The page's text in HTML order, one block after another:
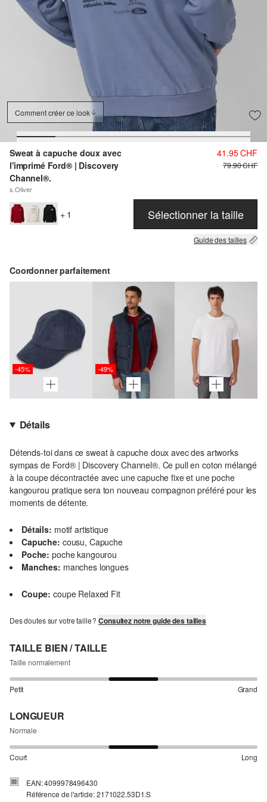
Comment créer ce look
Sweat à capuche doux avec
l'imprimé Ford® | Discovery
Channel®.
s.Oliver
41.95 CHF
79.90 CHF
+ 1 Sélectionner la taille
Guide des tailles
Coordonner parfaitement
-45% -49%
Détails
Détends-toi dans ce sweat à capuche doux avec des artworks
sympas de Ford® | Discovery Channel®. Ce pull en coton mélangé
à la coupe décontractée avec une capuche fixe et une poche
kangourou pratique sera ton nouveau compagnon préféré pour les
moments de détente.
Détails: motif artistique
Capuche: cousu, Capuche
Poche: poche kangourou
Manches: manches longues
Coupe: coupe Relaxed Fit
Des doutes sur votre taille ?Consultez notre guide des tailles
TAILLE BIEN / TAILLE
Taille normalement
Petit Grand
LONGUEUR
Normale
Court Long
EAN: 4099978496430
Référence de l'article: 2171022.53D1.S